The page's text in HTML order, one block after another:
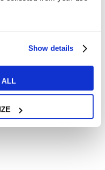
Show details
ALL
in conformità
solo corsi online